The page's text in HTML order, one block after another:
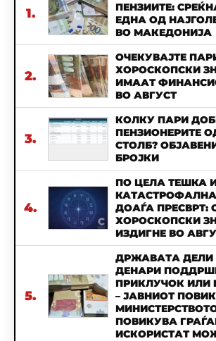
1.
ПЕНЗИИТЕ:
ЕДНА ОД
ВО МАКЕДОНИЈА
2.
ОЧЕКУВАЈТЕ
ХОРОСКОПСКИ
ИМААТ
ВО АВГУСТ
3.
КОЛКУ ПАРИ
ПЕНЗИОНЕРИТЕ
СТОЛБ?
БРОЈКИ
4.
ПО ЦЕЛА ТЕШКА
ДОАЃА ПРЕСВРТ:
ХОРОСКОПСКИ
ИЗДИГНЕ ВО
5.
ДРЖАВАТА ДЕЛИ
ДЕНАРИ
ПРИКЛУЧОК ИЛИ
– ЈАВНИОТ
ПОВИКУВА
ИСКОРИСТАТ